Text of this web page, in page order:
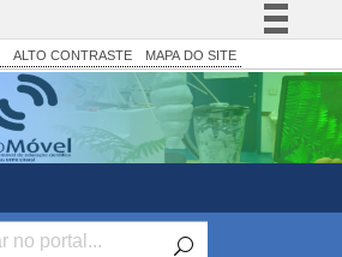
Simplifique!
Comunica BR
Participe
Acesso à informação
Canais
ALTO CONTRASTE MAPA DO SITE